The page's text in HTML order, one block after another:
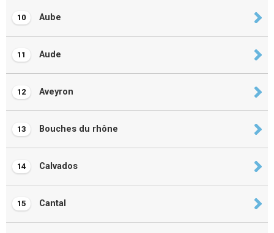
10 Aube
11 Aude
12 Aveyron
13 Bouches du rhône
14 Calvados
15 Cantal